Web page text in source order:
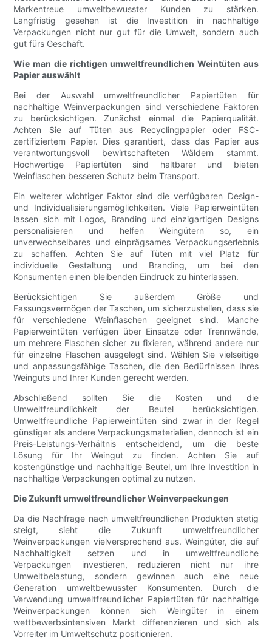
Markentreue umweltbewusster Kunden zu stärken.
Langfristig gesehen ist die Investition in nachhaltige
Verpackungen nicht nur gut für die Umwelt, sondern auch
gut fürs Geschäft.
Wie man die richtigen umweltfreundlichen Weintüten aus
Papier auswählt
Bei der Auswahl umweltfreundlicher Papiertüten für
nachhaltige Weinverpackungen sind verschiedene Faktoren
zu berücksichtigen. Zunächst einmal die Papierqualität.
Achten Sie auf Tüten aus Recyclingpapier oder FSC-
zertifiziertem Papier. Dies garantiert, dass das Papier aus
verantwortungsvoll bewirtschafteten Wäldern stammt.
Hochwertige Papiertüten sind haltbarer und bieten
Weinflaschen besseren Schutz beim Transport.
Ein weiterer wichtiger Faktor sind die verfügbaren Design-
und Individualisierungsmöglichkeiten. Viele Papierweintüten
lassen sich mit Logos, Branding und einzigartigen Designs
personalisieren und helfen Weingütern so, ein
unverwechselbares und einprägsames Verpackungserlebnis
zu schaffen. Achten Sie auf Tüten mit viel Platz für
individuelle Gestaltung und Branding, um bei den
Konsumenten einen bleibenden Eindruck zu hinterlassen.
Berücksichtigen Sie außerdem Größe und
Fassungsvermögen der Taschen, um sicherzustellen, dass sie
für verschiedene Weinflaschen geeignet sind. Manche
Papierweintüten verfügen über Einsätze oder Trennwände,
um mehrere Flaschen sicher zu fixieren, während andere nur
für einzelne Flaschen ausgelegt sind. Wählen Sie vielseitige
und anpassungsfähige Taschen, die den Bedürfnissen Ihres
Weinguts und Ihrer Kunden gerecht werden.
Abschließend sollten Sie die Kosten und die
Umweltfreundlichkeit der Beutel berücksichtigen.
Umweltfreundliche Papierweintüten sind zwar in der Regel
günstiger als andere Verpackungsmaterialien, dennoch ist ein
Preis-Leistungs-Verhältnis entscheidend, um die beste
Lösung für Ihr Weingut zu finden. Achten Sie auf
kostengünstige und nachhaltige Beutel, um Ihre Investition in
nachhaltige Verpackungen optimal zu nutzen.
Die Zukunft umweltfreundlicher Weinverpackungen
Da die Nachfrage nach umweltfreundlichen Produkten stetig
steigt, sieht die Zukunft umweltfreundlicher
Weinverpackungen vielversprechend aus. Weingüter, die auf
Nachhaltigkeit setzen und in umweltfreundliche
Verpackungen investieren, reduzieren nicht nur ihre
Umweltbelastung, sondern gewinnen auch eine neue
Generation umweltbewusster Konsumenten. Durch die
Verwendung umweltfreundlicher Papiertüten für nachhaltige
Weinverpackungen können sich Weingüter in einem
wettbewerbsintensiven Markt differenzieren und sich als
Vorreiter im Umweltschutz positionieren.